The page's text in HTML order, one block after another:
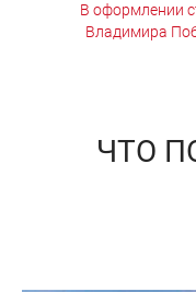
В оформлении
Владимира
ЧТО